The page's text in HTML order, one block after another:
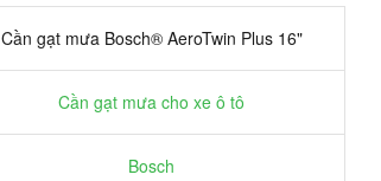
Cần gạt mưa Bosch® AeroTwin Plus 16"
Cần gạt mưa cho xe ô tô
Bosch